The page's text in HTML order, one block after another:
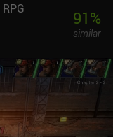
91%
similar